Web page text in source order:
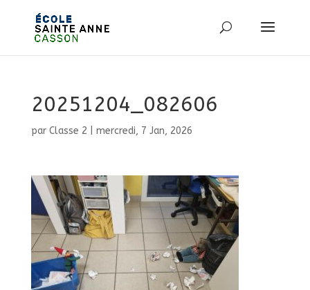
20251204_082606
par Classe 2 mercredi, 7 Jan, 2026